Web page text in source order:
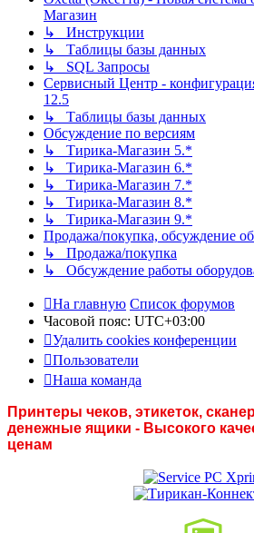
Магазин
↳ Инструкции
↳ Таблицы базы данных
↳ SQL Запросы
Сервисный Центр -
12.5
↳ Таблицы базы данных
Обсуждение по версиям
↳ Тирика-Магазин 5.*
↳ Тирика-Магазин 6.*
↳ Тирика-Магазин 7.*
↳ Тирика-Магазин 8.*
↳ Тирика-Магазин 9.*
Продажа/покупка, обсуждение
↳ Продажа/покупка
↳ Обсуждение работы
На главную Список форумов
Часовой пояс: UTC+03:00
Удалить cookies конференции
Пользователи
Наша команда
Принтеры чеков, этикеток,
денежные ящики - Высокого
ценам